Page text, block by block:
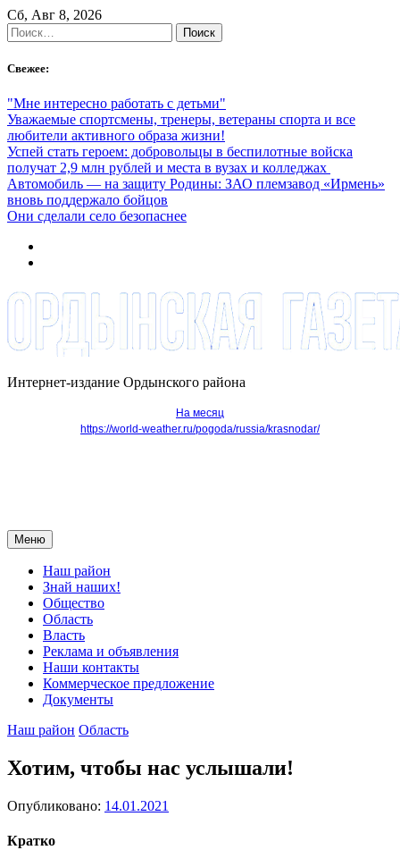
Skip
to
content
Сб, Авг 8, 2026
Найти:
Свежее:
"Мне интересно работать с детьми"
Уважаемые спортсмены, тренеры, ветераны спорта и все
любители активного образа жизни!
Успей стать героем: добровольцы в беспилотные войска
получат 2,9 млн рублей и места в вузах и колледжах
Автомобиль — на защиту Родины: ЗАО племзавод «Ирмень»
вновь поддержало бойцов
Они сделали село безопаснее
Интернет-издание Ордынского района
На месяц
https://world-weather.ru/pogoda/russia/krasnodar/
Меню
Наш район
Знай наших!
Общество
Область
Власть
Реклама и объявления
Наши контакты
Коммерческое предложение
Документы
Наш район Область
Хотим, чтобы нас услышали!
Опубликовано: 14.01.2021
Кратко